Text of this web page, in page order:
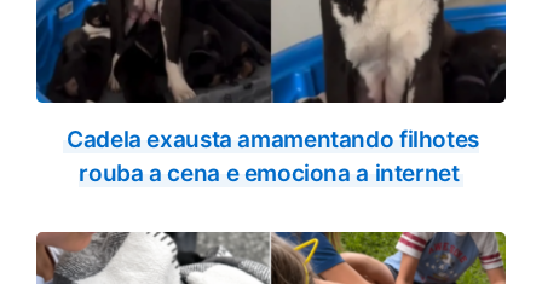
Cadela exausta amamentando filhotes
rouba a cena e emociona a internet